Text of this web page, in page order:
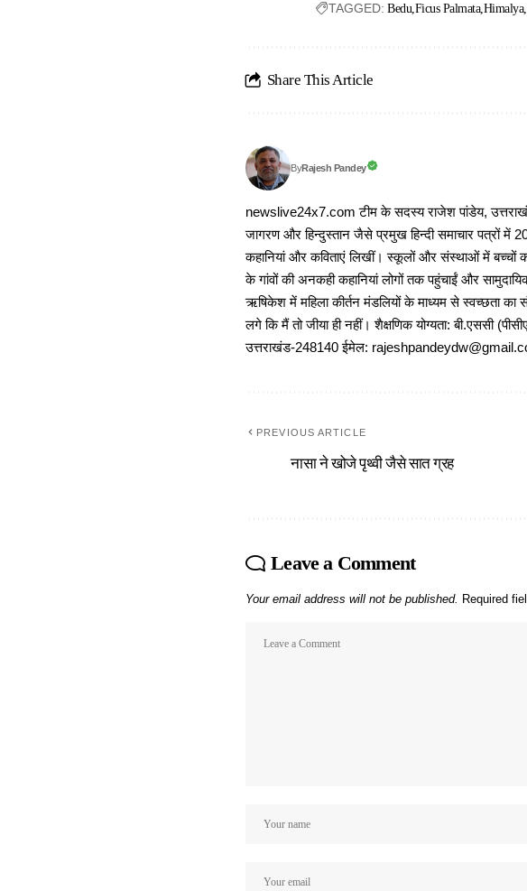
TAGGED: Bedu Ficus Palmata Himalya
Share This Article
ByRajesh Pandey
newslive24x7.com टीम के सदस्य राजेश पांडेय,
जागरण और हिन्दुस्तान जैसे प्रमुख हिन्दी समाचार पत्रों में
कहानियां और कविताएं लिखीं। स्कूलों और संस्थाओं में बच्चों
के गांवों की अनकही कहानियां लोगों तक पहुंचाईं और
ऋषिकेश में महिला कीर्तन मंडलियों के माध्यम से स्वच्छता का
लगे कि मैं तो जीया ही नहीं। शैक्षणिक योग्यता: बी.एससी
उत्तराखंड-248140 ईमेल:
PREVIOUS ARTICLE
नासा ने खोजे पृथ्वी जैसे सात ग्रह
Leave a Comment
Your email address will not be published. Required